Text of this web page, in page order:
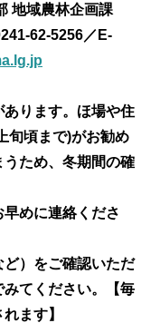
地域農林企画課
62-5256／ E-
ります。 ほ場や住
旬頃まで)がお勧め
ため、冬期間の確
めに連絡くださ
）をご確認いただ
みてください。【毎
ます】